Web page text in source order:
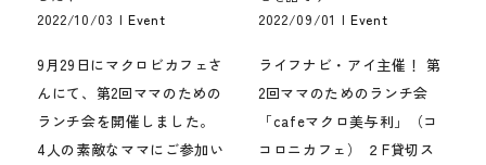
2022/10/03 | Event
9月29日にマクロビカフェさ
んにて、第2回ママのための
ランチ会を開催しました。
4人の素敵なママにご参加い
2022/09/01 | Event
ライフナビ・アイ主催！ 第
2回ママのためのランチ会
「cafeマクロ美与利」（コ
コロニカフェ） ２F貸切ス